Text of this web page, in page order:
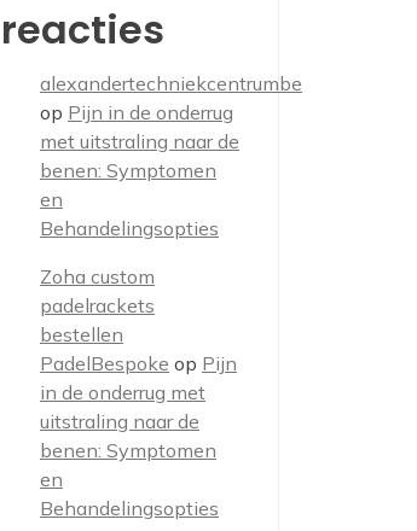
reacties
alexandertechniekcentrumbe
op Pijn in de onderrug
met uitstraling naar de
benen: Symptomen
en
Behandelingsopties
Zoha custom
padelrackets
bestellen
PadelBespoke op Pijn
in de onderrug met
uitstraling naar de
benen: Symptomen
en
Behandelingsopties